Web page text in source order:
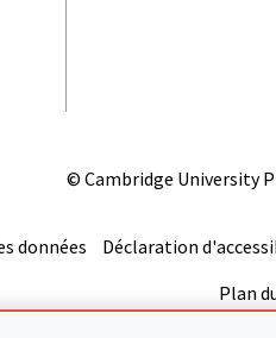
© Cambridge University
données Déclaration
Plan